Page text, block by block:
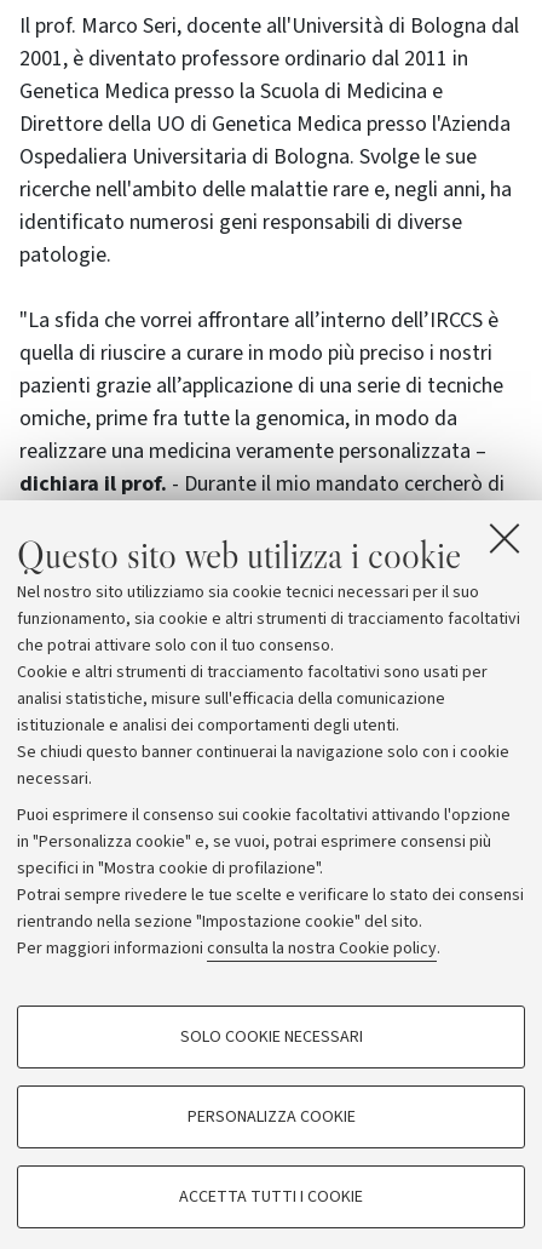
Questo sito web utilizza i cookie
Nel nostro sito utilizziamo sia cookie tecnici necessari per il suo
funzionamento, sia cookie e altri strumenti di tracciamento facoltativi
che potrai attivare solo con il tuo consenso.
Cookie e altri strumenti di tracciamento facoltativi sono usati per
analisi statistiche, misure sull'efficacia della comunicazione
istituzionale e analisi dei comportamenti degli utenti.
Se chiudi questo banner continuerai la navigazione solo con i cookie
necessari.
Puoi esprimere il consenso sui cookie facoltativi attivando l'opzione
in "Personalizza cookie" e, se vuoi, potrai esprimere consensi più
specifici in "Mostra cookie di profilazione".
Potrai sempre rivedere le tue scelte e verificare lo stato dei consensi
rientrando nella sezione "Impostazione cookie" del sito.
Per maggiori informazioni consulta la nostra Cookie policy.
COOKIE DI PROFILAZIONE - FACOLTATIVI
COOKIE TECNICI - NECESSARI
Si tratta di cookie tecnici utilizzati, a titolo esemplificativo, per il corretto
SOLO COOKIE NECESSARI
PERSONALIZZA COOKIE
ACCETTA TUTTI I COOKIE
Il prof. Marco Seri, docente all'Università di Bologna dal
2001, è diventato professore ordinario dal 2011 in
Genetica Medica presso la Scuola di Medicina e
Direttore della UO di Genetica Medica presso l'Azienda
Ospedaliera Universitaria di Bologna. Svolge le sue
ricerche nell'ambito delle malattie rare e, negli anni, ha
identificato numerosi geni responsabili di diverse
patologie.
"La sfida che vorrei affrontare all’interno dell’IRCCS è
quella di riuscire a curare in modo più preciso i nostri
pazienti grazie all’applicazione di una serie di tecniche
omiche, prime fra tutte la genomica, in modo da
realizzare una medicina veramente personalizzata –
dichiara il prof.- Durante il mio mandato cercherò di
concentrare tutte le forze nel realizzare un IRCCS a
dimensione di paziente, cioè che metta il paziente al
centro delle azioni del ricercatore, delle sue attività di
ricerca e delle sue cure".
Archivio
Comunicati stampa
Redazione
Rassegna stampa
© Copyright 2026 - ALMA MATER STUDIORUM - Università di
Bologna - Via Zamboni, 33 - 40126 Bologna - PI: 01131710376 -
CF: 80007010376
Privacy
Note legali Impostazioni Cookie